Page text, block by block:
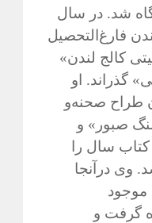
شد. در سال
فارغ‌التحصیل
کالج لندن»
گذراند. او
لندن طراح صحنه‌و
صبور» و
سال را
وی درآنجا
موجود
گرفت و